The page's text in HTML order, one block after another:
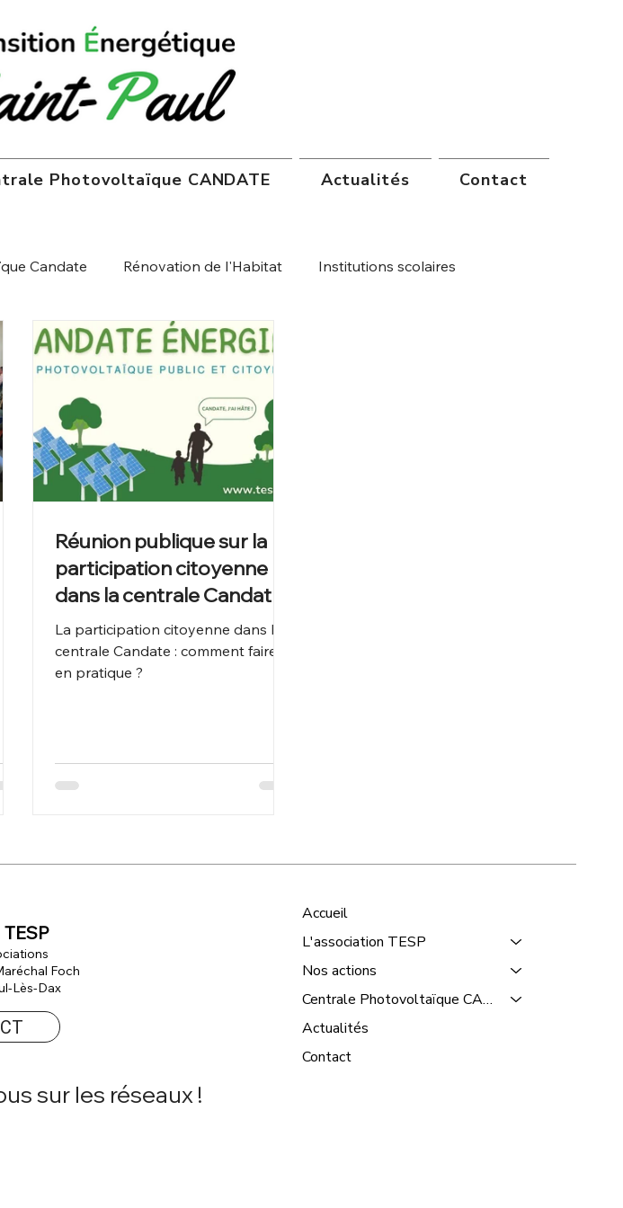
Photovoltaïque CANDATE Actualités Contact
Candate Rénovation de l'Habitat Institutions scolaires
Réunion publique sur la
participation citoyenne
dans la centrale Candate
le 23 Avril à 19h à la MICA
La participation citoyenne dans la
centrale Candate : comment faire
en pratique ?
Foch
Lès-Dax
sur les réseaux !
Accueil
L'association TESP
Nos actions
Centrale Photovoltaïque CANDATE
Actualités
Contact